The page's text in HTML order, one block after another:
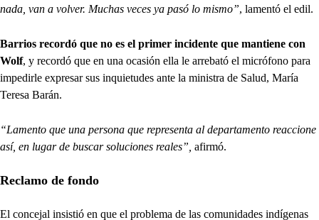
nada, van a volver. Muchas veces ya pasó lo mismo”, lamentó el edil.
Barrios recordó que no es el primer incidente que mantiene con
Wolf, y recordó que en una ocasión ella le arrebató el micrófono para
impedirle expresar sus inquietudes ante la ministra de Salud, María
Teresa Barán.
“Lamento que una persona que representa al departamento reaccione
así, en lugar de buscar soluciones reales”, afirmó.
Reclamo de fondo
El concejal insistió en que el problema de las comunidades indígenas